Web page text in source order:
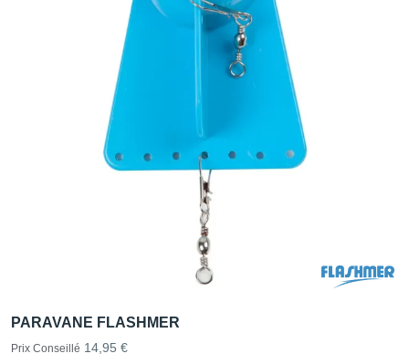
PARAVANE FLASHMER
Prix Conseillé 14,95 €